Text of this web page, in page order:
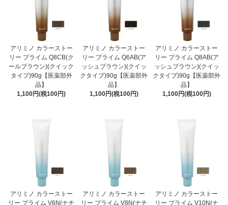
アリミノ カラーストー
リー プライム Q8CB(ク
ールブラウン)(クイック
タイプ)90g【医薬部外
品】
1,100円(税100円)
アリミノ カラーストー
リー プライム Q6AB(ア
ッシュブラウン)(クイッ
クタイプ)90g【医薬部外
品】
1,100円(税100円)
アリミノ カラーストー
リー プライム Q8AB(ア
ッシュブラウン)(クイッ
クタイプ)90g【医薬部外
品】
1,100円(税100円)
アリミノ カラーストー
リー プライム V6N(ナチ
アリミノ カラーストー
リー プライム V8N(ナチ
アリミノ カラーストー
リー プライム V10N(ナ